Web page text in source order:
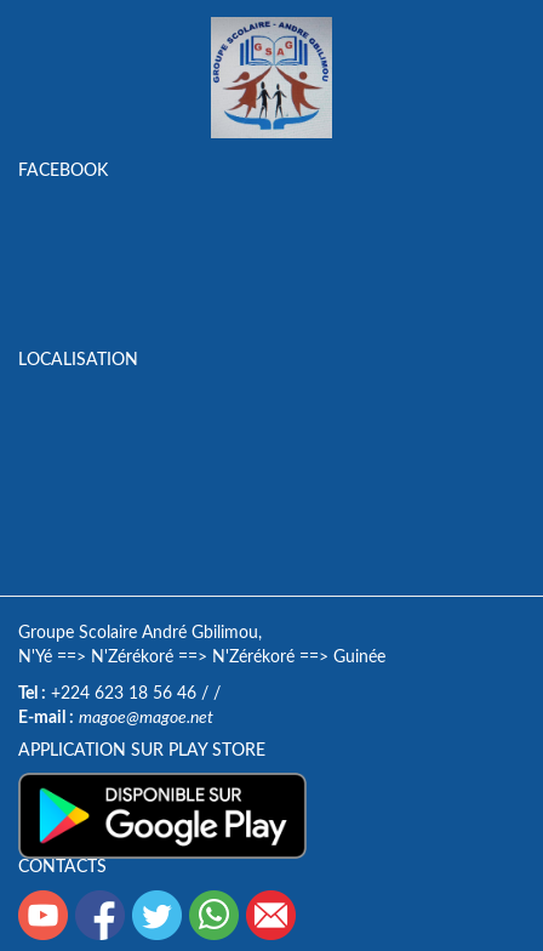
FACEBOOK
LOCALISATION
Groupe Scolaire André Gbilimou,
N'Yé ==> N'Zérékoré ==> N'Zérékoré ==> Guinée
Tel : +224 623 18 56 46 / /
E-mail : magoe@magoe.net
APPLICATION SUR PLAY STORE
CONTACTS